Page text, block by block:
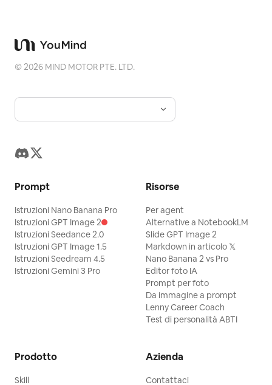
©2026 MIND MOTOR PTE. LTD.
Prompt
Istruzioni Nano Banana Pro
Istruzioni GPT Image 2
Istruzioni Seedance 2.0
Istruzioni GPT Image 1.5
Istruzioni Seedream 4.5
Istruzioni Gemini 3 Pro
Risorse
Per agent
Alternative a NotebookLM
Slide GPT Image 2
Markdown in articolo 𝕏
Nano Banana 2 vs Pro
Editor foto IA
Prompt per foto
Da immagine a prompt
Lenny Career Coach
Test di personalità ABTI
Prodotto
Skill
Azienda
Contattaci